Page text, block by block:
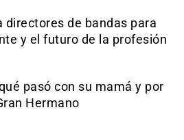
directores de bandas para
y el futuro de la profesión
pasó con su mamá y por
Hermano